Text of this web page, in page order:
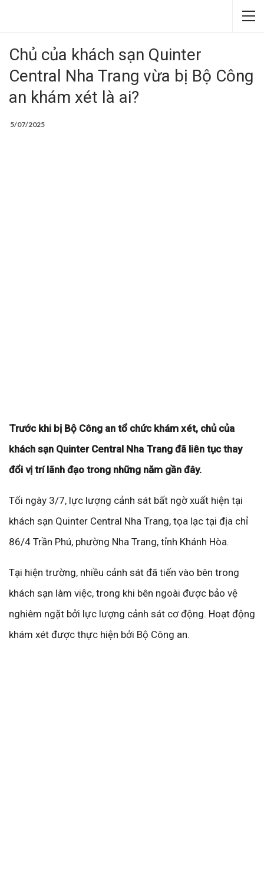
Chủ của khách sạn Quinter
Central Nha Trang vừa bị Bộ Công
an khám xét là ai?
5/07/2025
Trước khi bị Bộ Công an tổ chức khám xét, chủ của
khách sạn Quinter Central Nha Trang đã liên tục thay
đổi vị trí lãnh đạo trong những năm gần đây.
Tối ngày 3/7, lực lượng cảnh sát bất ngờ xuất hiện tại
khách sạn Quinter Central Nha Trang, tọa lạc tại địa chỉ
86/4 Trần Phú, phường Nha Trang, tỉnh Khánh Hòa.
Tại hiện trường, nhiều cảnh sát đã tiến vào bên trong
khách sạn làm việc, trong khi bên ngoài được bảo vệ
nghiêm ngặt bởi lực lượng cảnh sát cơ động. Hoạt động
khám xét được thực hiện bởi Bộ Công an.